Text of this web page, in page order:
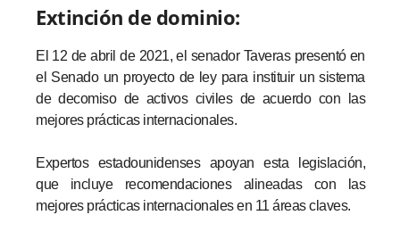
Extinción de dominio:
El 12 de abril de 2021, el senador Taveras presentó en
el Senado un proyecto de ley para instituir un sistema
de decomiso de activos civiles de acuerdo con las
mejores prácticas internacionales.
Expertos estadounidenses apoyan esta legislación,
que incluye recomendaciones alineadas con las
mejores prácticas internacionales en 11 áreas claves.